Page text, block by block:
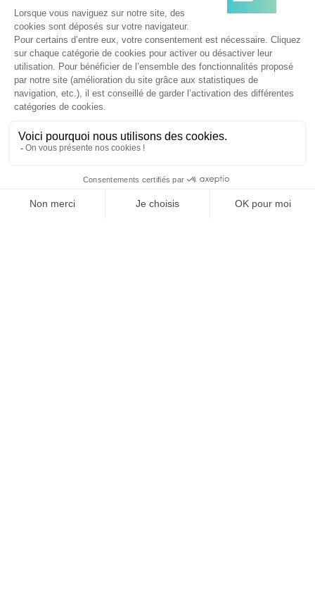
TOPICS
TOUS LES MATINS,
RECEVEZ UNE DOSE
D'ADTECH,
D'EVENEMENTS,